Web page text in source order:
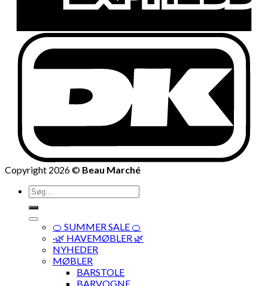
Copyright 2026 © Beau Marché
Søg
efter:
🍊 SUMMER SALE 🍊
·🌿 HAVEMØBLER 🌿
NYHEDER
MØBLER
BARSTOLE
BARVOGNE